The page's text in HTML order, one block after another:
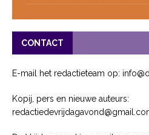
CONTACT
E-mail het redactieteam op:
Kopij, pers en nieuwe auteurs: